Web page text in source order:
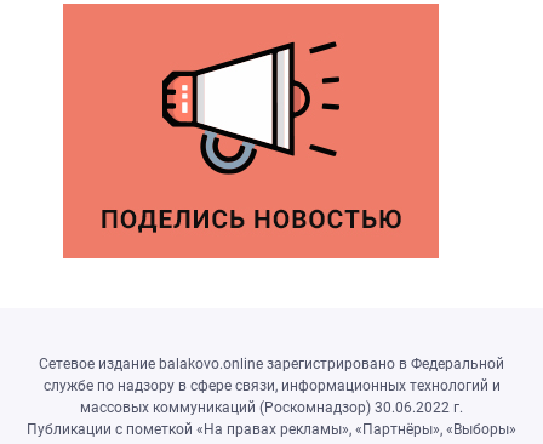
Сетевое издание balakovo.online зарегистрировано в Федеральной
службе по надзору в сфере связи, информационных технологий и
массовых коммуникаций (Роскомнадзор) 30.06.2022 г.
Публикации с пометкой «На правах рекламы», «Партнёры», «Выборы»